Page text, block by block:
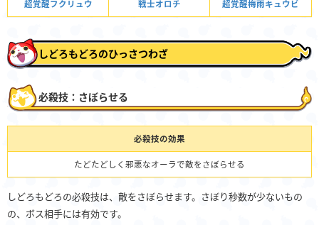
超覚醒フクリュウ 戦士オロチ 超覚醒梅雨キュウビ
しどろもどろのひっさつわざ
必殺技：さぼらせる
必殺技の効果
たどたどしく邪悪なオーラで敵をさぼらせる
しどろもどろの必殺技は、敵をさぼらせます。さぼり秒数が少ないもの
の、ボス相手には有効です。